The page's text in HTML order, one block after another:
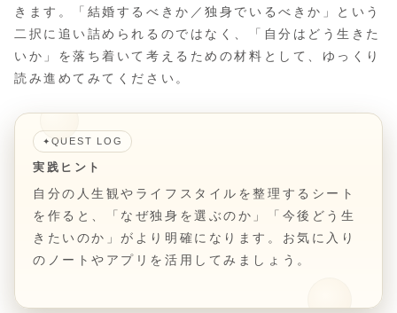
きます。「結婚するべきか／独身でいるべきか」という
二択に追い詰められるのではなく、「自分はどう生きた
いか」を落ち着いて考えるための材料として、ゆっくり
読み進めてみてください。
✦ QUEST LOG
実践ヒント
自分の人生観やライフスタイルを整理するシート
を作ると、「なぜ独身を選ぶのか」「今後どう生
きたいのか」がより明確になります。お気に入り
のノートやアプリを活用してみましょう。